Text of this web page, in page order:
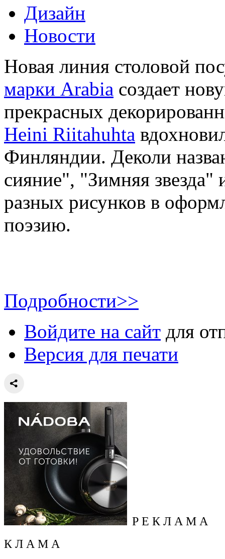
Дизайн
Новости
Новая линия столовой
марки Arabia создает
прекрасных
Heini Riitahuhta
Финляндии. Деколи
сияние", "Зимняя звезда"
разных рисунков в
поэзию.
Подробности>>
Войдите на сайт для
Версия для печати
Р Е К Л А М А
К Л А М А